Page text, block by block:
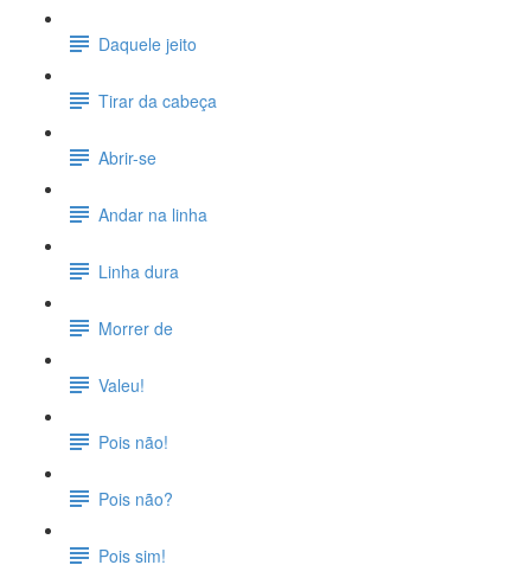
Daquele jeito
Tirar da cabeça
Abrir-se
Andar na linha
Linha dura
Morrer de
Valeu!
Pois não!
Pois não?
Pois sim!